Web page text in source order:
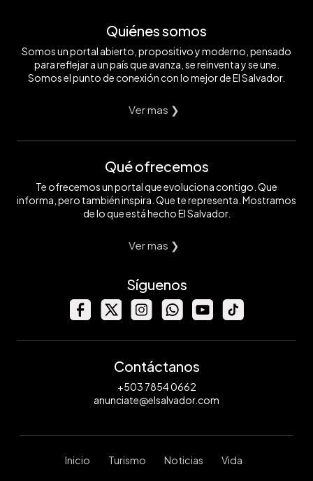
Quiénes somos
Somos un portal abierto, propositivo y moderno, pensado
para reflejar a un país que avanza, se reinventa y se une.
Somos el punto de conexión con lo mejor de El Salvador.
Ver mas ❯
Qué ofrecemos
Te ofrecemos un portal que evoluciona contigo. Que
informa, pero también inspira. Que te representa. Mostramos
de lo que está hecho El Salvador.
Ver mas ❯
Síguenos
Contáctanos
+503 7854 0662
anunciate@elsalvador.com
Inicio Turismo Noticias Vida